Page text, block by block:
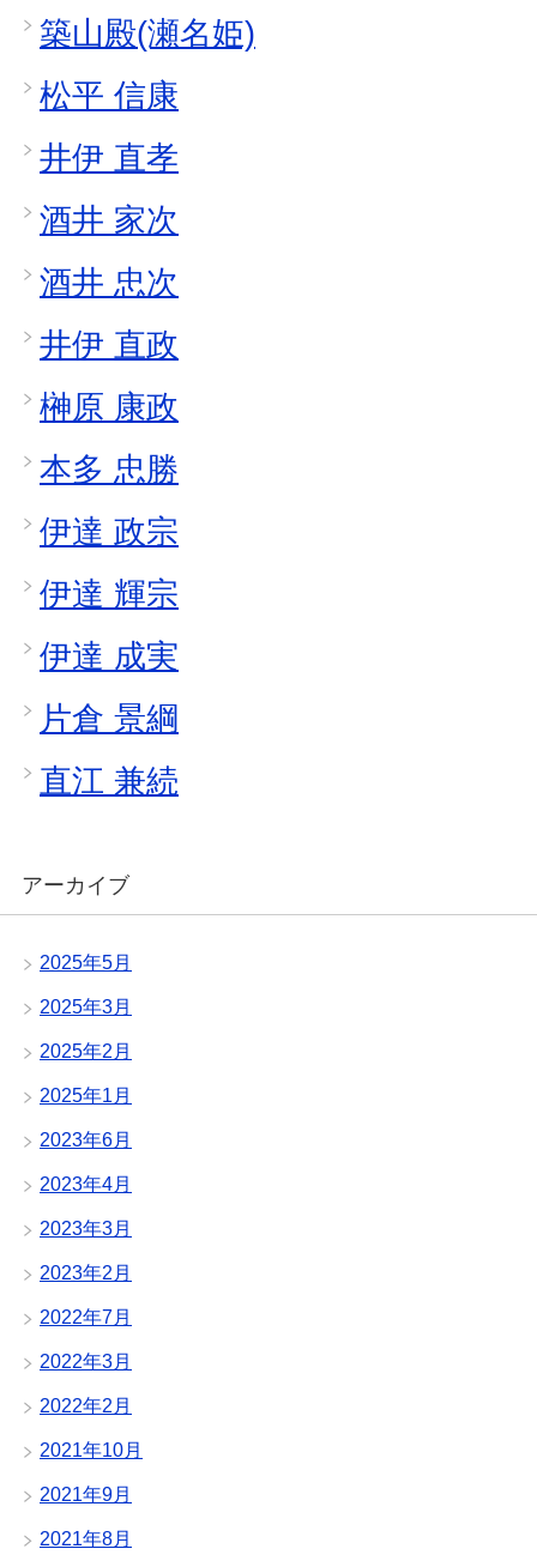
築山殿(瀬名姫)
松平 信康
井伊 直孝
酒井 家次
酒井 忠次
井伊 直政
榊原 康政
本多 忠勝
伊達 政宗
伊達 輝宗
伊達 成実
片倉 景綱
直江 兼続
アーカイブ
2025年5月
2025年3月
2025年2月
2025年1月
2023年6月
2023年4月
2023年3月
2023年2月
2022年7月
2022年3月
2022年2月
2021年10月
2021年9月
2021年8月